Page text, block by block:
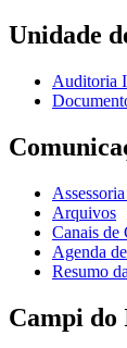
Unidade
Auditoria
Arquivos
Canais de
Agenda
Resumo
Campi do